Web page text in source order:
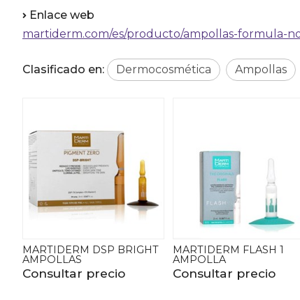
Enlace web
martiderm.com/es/producto/ampollas-formula-
Clasificado en: Dermocosmética Ampollas
MARTIDERM DSP BRIGHT
AMPOLLAS
Consultar precio
MARTIDERM FLASH 1
AMPOLLA
Consultar precio